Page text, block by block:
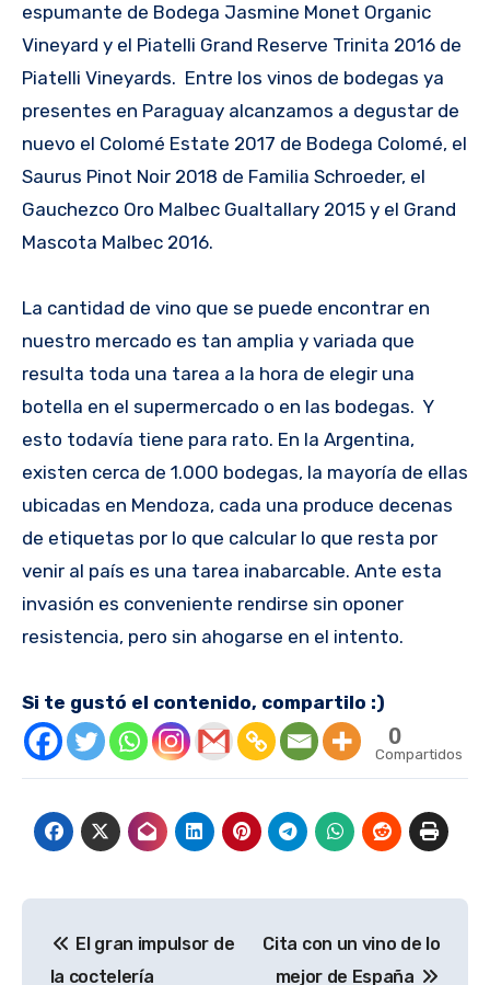
espumante de Bodega Jasmine Monet Organic
Vineyard y el Piatelli Grand Reserve Trinita 2016 de
Piatelli Vineyards. Entre los vinos de bodegas ya
presentes en Paraguay alcanzamos a degustar de
nuevo el Colomé Estate 2017 de Bodega Colomé, el
Saurus Pinot Noir 2018 de Familia Schroeder, el
Gauchezco Oro Malbec Gualtallary 2015 y el Grand
Mascota Malbec 2016.
La cantidad de vino que se puede encontrar en
nuestro mercado es tan amplia y variada que
resulta toda una tarea a la hora de elegir una
botella en el supermercado o en las bodegas. Y
esto todavía tiene para rato. En la Argentina,
existen cerca de 1.000 bodegas, la mayoría de ellas
ubicadas en Mendoza, cada una produce decenas
de etiquetas por lo que calcular lo que resta por
venir al país es una tarea inabarcable. Ante esta
invasión es conveniente rendirse sin oponer
resistencia, pero sin ahogarse en el intento.
Si te gustó el contenido, compartilo :)
0
Compartidos
de
El gran impulsor de
la coctelería
Cita con un vino de lo
mejor de España